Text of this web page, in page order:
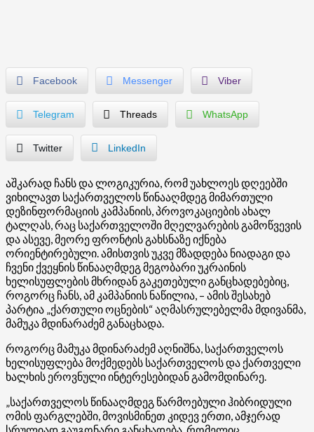
Facebook Messenger Viber
Telegram Threads WhatsApp
Twitter LinkedIn
აშკარად ჩანს და ლოგიკურია, რომ უახლოეს დღეებში
ვიხილავთ საქართველოს წინააღმდეგ მიმართული
დეზინფორმაციის კამპანიის, პროვოკაციების ახალ
ტალღას, რაც საქართველოში მღელვარების გამოწვევის
და ასევე, მეორე ფრონტის გახსნაზე იქნება
ორიენტირებული. ამისთვის უკვე მზადდება ნიადაგი და
ჩვენი ქვეყნის წინააღმდეგ მეგობარი უკრაინის
ხელისუფლების მხრიდან გაკეთებული განცხადებებიც,
როგორც ჩანს, ამ კამპანიის ნაწილია, – ამის შესახებ
პარტია „ქართული ოცნების“ აღმასრულებელმა მდივანმა,
მამუკამდინარაძემგანაცხადა.
როგორც მამუკამდინარაძემაღნიშნა, საქართველოს
ხელისუფლება მოქმედებს საქართველოს და ქართველი
ხალხის ეროვნული ინტერესებიდან გამომდინარე.
„საქართველოს წინააღმდეგ წარმოებული ჰიბრიდული
ომის ფარგლებში, მოვისმინეთ კიდევ ერთი, ამჯერად